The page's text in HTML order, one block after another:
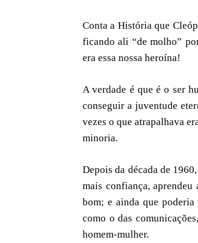
Conta a História que
ficando ali “de molho”
era essa nossa heroína!
A verdade é que é o ser
conseguir a juventude
vezes o que atrapalhava
minoria.
Depois da década de
mais confiança,
bom; e ainda que
como o das
homem-mulher.